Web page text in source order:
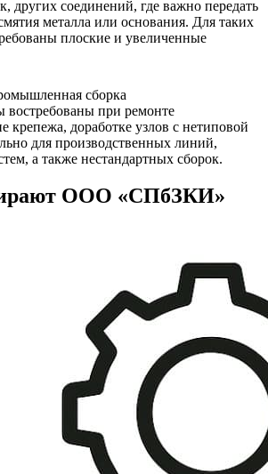
других соединений, где важно передать
металла или основания. Для таких
плоские и увеличенные
сборка
при ремонте
крепежа, доработке узлов с нетиповой
для производственных линий,
а также нестандартных сборок.
ООО «СПбЗКИ»